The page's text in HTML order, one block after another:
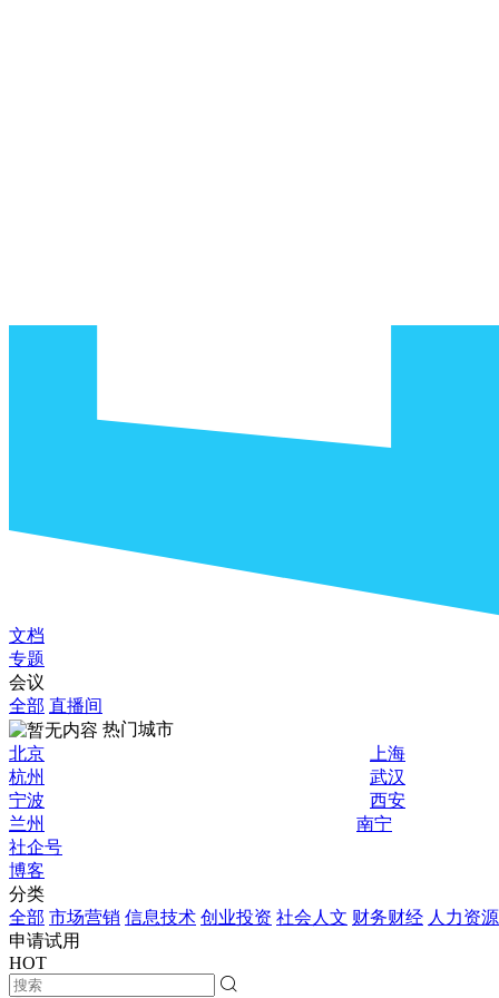
文档
专题
会议
全部 直播间
热门城市
北京
上海
杭州
武汉
宁波
西安
兰州
南宁
社企号
博客
分类
全部 市场营销 信息技术 创业投资 社会人文 财务财经 人力资源
申请试用
HOT